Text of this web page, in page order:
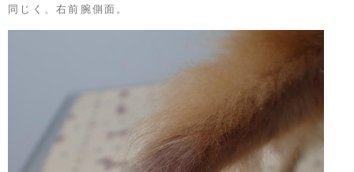
同じく、右前腕側面。